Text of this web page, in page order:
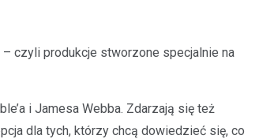
czyli produkcje stworzone specjalnie na
i Jamesa Webba. Zdarzają się też
dla tych, którzy chcą dowiedzieć się, co